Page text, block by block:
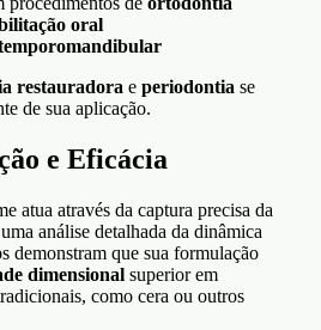
oral
restauradora e periodontia se
de sua aplicação.
e Eficácia
atua através da captura precisa da
análise detalhada da dinâmica
demonstram que sua formulação
dimensional superior em
como cera ou outros